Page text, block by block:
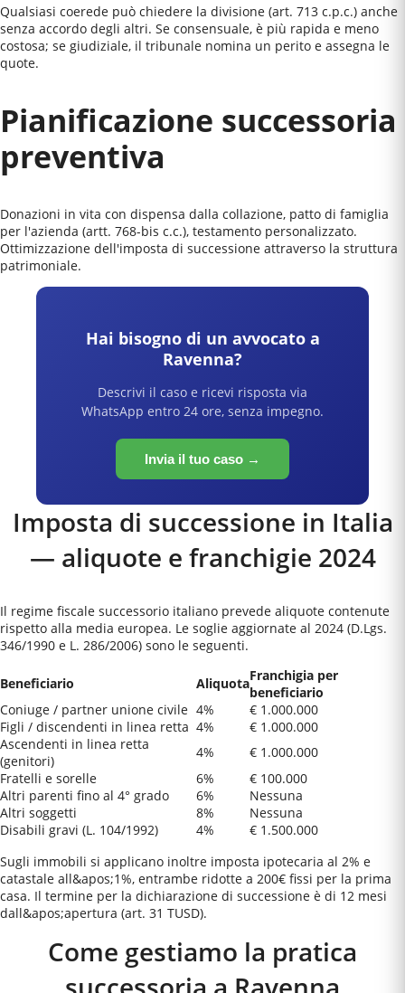
Qualsiasi coerede può chiedere la divisione (art. 713 c.p.c.) anche
senza accordo degli altri. Se consensuale, è più rapida e meno
costosa; se giudiziale, il tribunale nomina un perito e assegna le
quote.
Pianificazione successoria
preventiva
Donazioni in vita con dispensa dalla collazione, patto di famiglia
per l'azienda (artt. 768-bis c.c.), testamento personalizzato.
Ottimizzazione dell'imposta di successione attraverso la struttura
patrimoniale.
Hai bisogno di un avvocato a
Ravenna?
Descrivi il caso e ricevi risposta via
WhatsApp entro 24 ore, senza impegno.
Invia il tuo caso →
Imposta di successione in Italia
— aliquote e franchigie 2024
Il regime fiscale successorio italiano prevede aliquote contenute
rispetto alla media europea. Le soglie aggiornate al 2024 (D.Lgs.
346/1990 e L. 286/2006) sono le seguenti.
Beneficiario AliquotaFranchigia per
beneficiario
Coniuge / partner unione civile 4%
€ 1.000.000
Figli / discendenti in linea retta 4%
€ 1.000.000
Ascendenti in linea retta
(genitori)
4%
€ 1.000.000
Fratelli e sorelle
6%
€ 100.000
Altri parenti fino al 4° grado
6%
Nessuna
Altri soggetti
8%
Nessuna
Disabili gravi (L. 104/1992)
4%
€ 1.500.000
Sugli immobili si applicano inoltre imposta ipotecaria al 2% e
catastale all&apos;1%, entrambe ridotte a 200€ fissi per la prima
casa. Il termine per la dichiarazione di successione è di 12 mesi
dall&apos;apertura (art. 31 TUSD).
Come gestiamo la pratica